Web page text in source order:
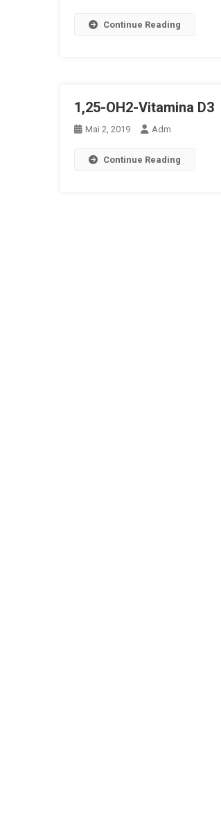
Continue Reading
1,25-OH2-Vitamina D3
Mai 2, 2019 Adm
Continue Reading